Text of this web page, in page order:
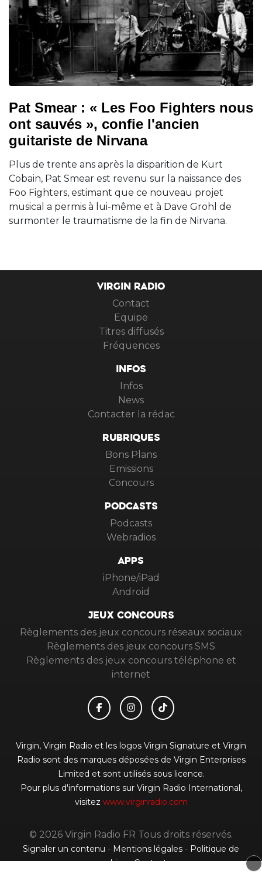
Pat Smear : « Les Foo Fighters nous
ont sauvés », confie l'ancien
guitariste de Nirvana
Plus de trente ans après la disparition de Kurt
Cobain, Pat Smear est revenu sur la naissance des
Foo Fighters, estimant que ce nouveau projet
musical a permis à lui-même et à Dave Grohl de
surmonter le traumatisme de la fin de Nirvana.
VIRGIN RADIO
Contact
Equipe
Titres diffusés
Fréquences
INFOS
Infos
News
Contacter la rédac
RUBRIQUES
Bons Plans
Emissions
Concours
PODCASTS
Podcasts
Webradios
APPS
iPhone/iPad
Android
JEUX CONCOURS
Règlements des jeux concours réseaux sociaux
Règlements des jeux concours SMS
Règlements des jeux concours téléphone et
internet
Virgin, Virgin Radio et les logos Virgin Signature et Virgin
Radio sont des marques déposées de Virgin Enterprises
Limited et sont utilisés sous licence.
Pour plus d'informations sur Virgin Radio International,
visitez www.virginradio.com
© 2026 Virgin Radio FR Tous droits réservés.
Signaler un contenu - Mentions légales - Politique de
cookies-Contact